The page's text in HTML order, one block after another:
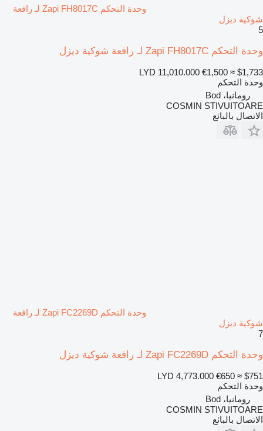
وحدة التحكم Zapi FH8017C لـ رافعة
شوكية ديزل
5
وحدة التحكم Zapi FH8017C لـ رافعة شوكية ديزل
LYD 11,010.000 €1,500 ≈ $1,733
وحدة التحكم
رومانيا، Bod
COSMIN STIVUITOARE
الاتصال بالبائع
وحدة التحكم Zapi FC2269D لـ رافعة
شوكية ديزل
7
وحدة التحكم Zapi FC2269D لـ رافعة شوكية ديزل
LYD 4,773.000 €650 ≈ $751
وحدة التحكم
رومانيا، Bod
COSMIN STIVUITOARE
الاتصال بالبائع